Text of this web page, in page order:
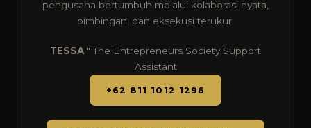
pengusaha bertumbuh melalui kolaborasi nyata,
bimbingan, dan eksekusi terukur.
TESSA" The Entrepreneurs Society Support
Assistant
+62 811 1012 1296